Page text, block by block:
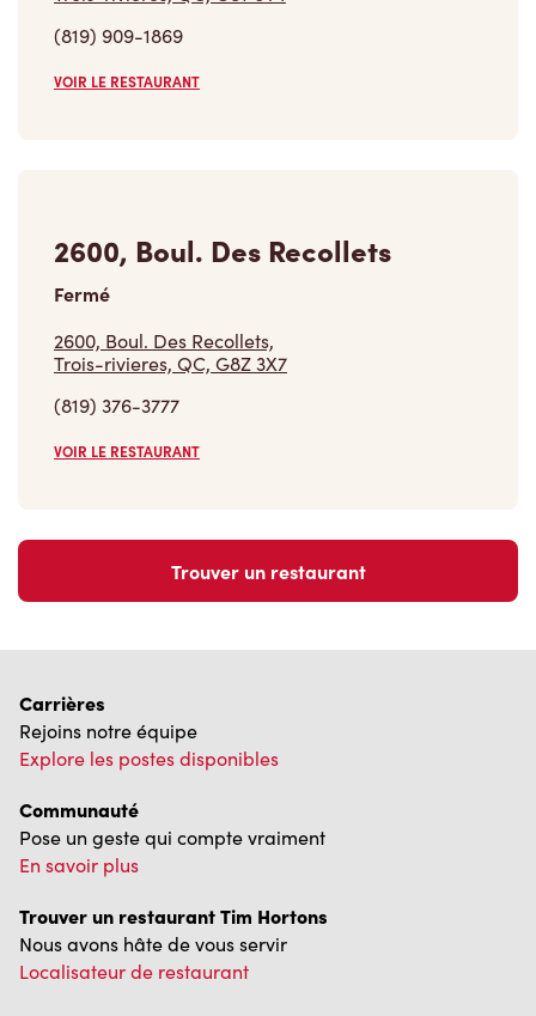
(819) 909-1869
VOIR LE RESTAURANT
2600, Boul. Des Recollets
Fermé
2600, Boul. Des Recollets,
Trois-rivieres, QC, G8Z 3X7
(819) 376-3777
VOIR LE RESTAURANT
Trouver un restaurant
Carrières
Rejoins notre équipe
Explore les postes disponibles
Communauté
Pose un geste qui compte vraiment
En savoir plus
Trouver un restaurant Tim Hortons
Nous avons hâte de vous servir
Localisateur de restaurant